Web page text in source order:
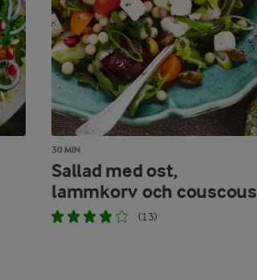
30 MIN
Sallad med ost,
lammkorv och couscous
(13)